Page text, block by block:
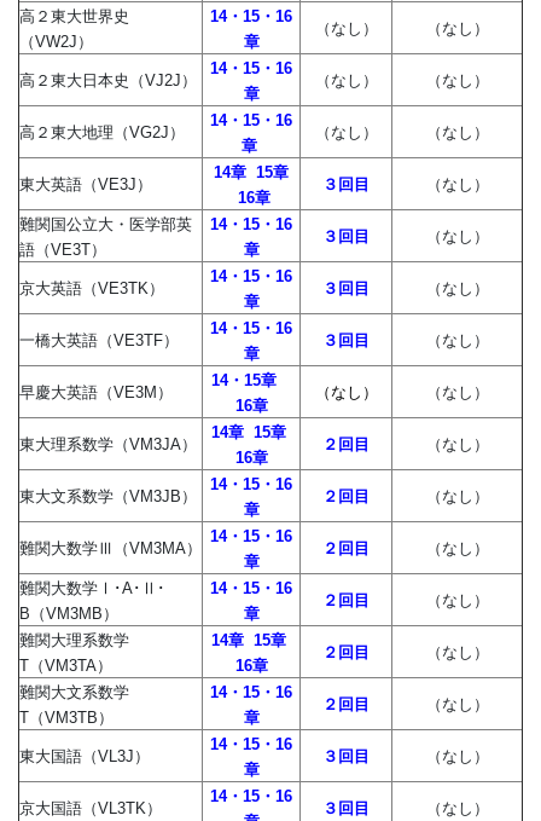
高２東大世界史
（VW2J）
14・15・16
章
（なし） （なし）
高２東大日本史（VJ2J）
14・15・16
章
（なし） （なし）
高２東大地理（VG2J）
14・15・16
章
（なし） （なし）
東大英語（VE3J）
14章 15章
16章
３回目 （なし）
難関国公立大・医学部英
語（VE3T）
14・15・16
章
３回目 （なし）
京大英語（VE3TK）
14・15・16
章
３回目 （なし）
一橋大英語（VE3TF）
14・15・16
章
３回目 （なし）
早慶大英語（VE3M）
14・15章
16章
（なし） （なし）
東大理系数学（VM3JA）
14章 15章
16章
２回目 （なし）
東大文系数学（VM3JB）
14・15・16
章
２回目 （なし）
難関大数学Ⅲ（VM3MA）
14・15・16
章
２回目 （なし）
難関大数学Ⅰ･A･Ⅱ･
B（VM3MB）
14・15・16
章
２回目 （なし）
難関大理系数学
T（VM3TA）
14章 15章
16章
２回目 （なし）
難関大文系数学
T（VM3TB）
14・15・16
章
２回目 （なし）
東大国語（VL3J）
14・15・16
章
３回目 （なし）
京大国語（VL3TK）
14・15・16
３回目 （なし）